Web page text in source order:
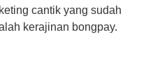
cantik yang sudah
kerajinan bongpay.